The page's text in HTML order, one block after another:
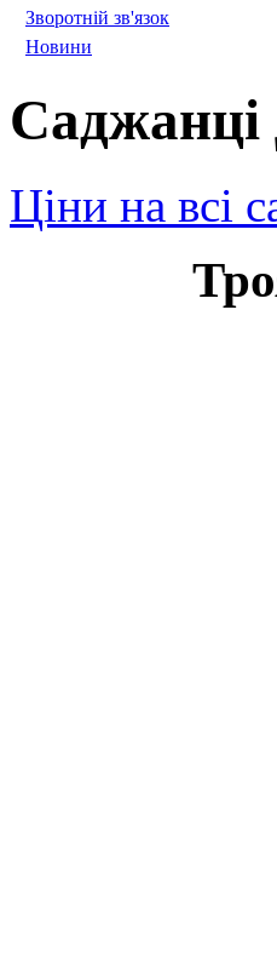
Зворотній зв'язок
Новини
Саджанці
Ціни на всі